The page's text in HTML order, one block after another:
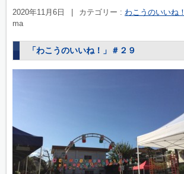
2020年11月6日 カテゴリー : わこうのいいね！
ma
「わこうのいいね！」＃２９